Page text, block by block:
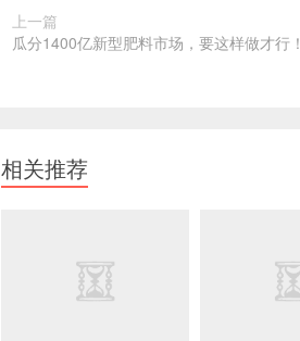
上一篇
瓜分1400亿新型肥料市场，要这样做才行！
相关推荐